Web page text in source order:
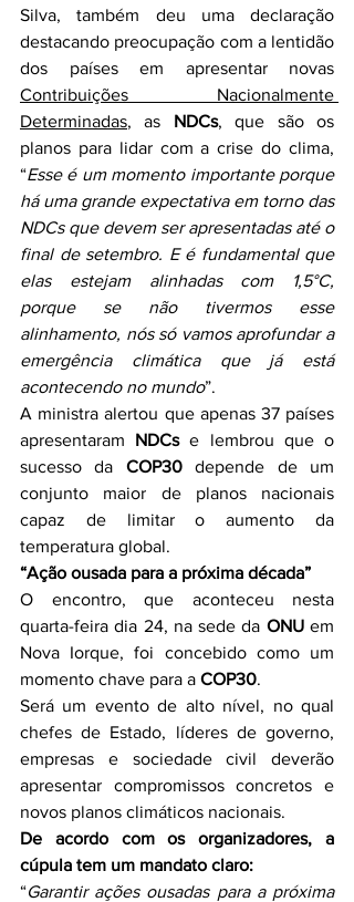
Silva, também deu uma declaração
destacando preocupação com a lentidão
Contribuições Nacionalmente
Determinadas, as NDCs, que são os
planos para lidar com a crise do clima,
“Esse é um momento importante porque
há uma grande expectativa em torno das
NDCs que devem ser apresentadas até o
final de setembro. E é fundamental que
elas estejam alinhadas com 1,5°C,
porque se não tivermos esse
alinhamento, nós só vamos aprofundar a
emergência climática que já está
acontecendo no mundo”.
A ministra alertou que apenas 37 países
apresentaram NDCs e lembrou que o
sucesso da COP30 depende de um
conjunto maior de planos nacionais
capaz de limitar o aumento da
temperatura global.
“Ação ousada para a próxima década”
O encontro, que aconteceu nesta
quarta-feira dia 24, na sede da ONU em
Nova Iorque, foi concebido como um
momento chave para a COP30.
Será um evento de alto nível, no qual
chefes de Estado, líderes de governo,
empresas e sociedade civil deverão
apresentar compromissos concretos e
novos planos climáticos nacionais.
De acordo com os organizadores, a
cúpula tem um mandato claro:
“Garantir ações ousadas para a próxima